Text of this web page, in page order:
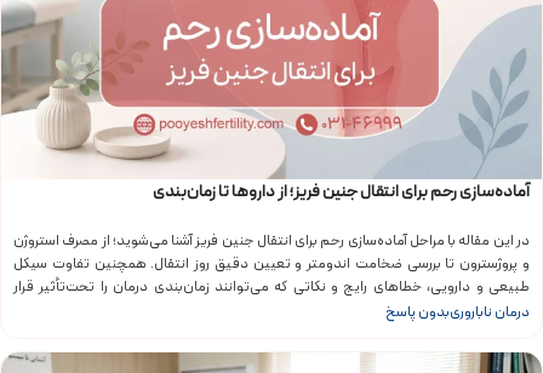
آماده‌سازی رحم برای انتقال جنین فریز؛ از داروها تا زمان‌بندی
در این مقاله با مراحل آماده‌سازی رحم برای انتقال جنین فریز آشنا می‌شوید؛ از مصرف استروژن
و پروژسترون تا بررسی ضخامت اندومتر و تعیین دقیق روز انتقال. همچنین تفاوت سیکل
طبیعی و دارویی، خطاهای رایج و نکاتی که می‌توانند زمان‌بندی درمان را تحت‌تأثیر قرار
دهند، به‌صورت کاربردی توضیح داده شده‌اند.
درمان ناباروریبدون پاسخ